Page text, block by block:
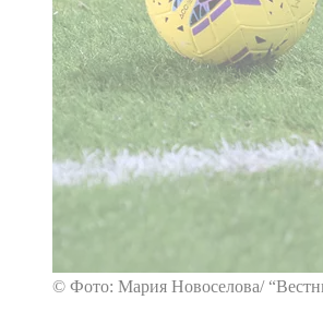
© Фото: Мария Новоселова/